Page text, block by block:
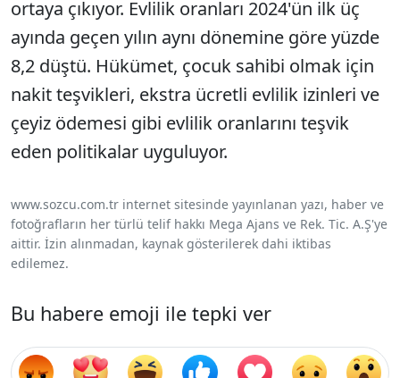
ortaya çıkıyor. Evlilik oranları 2024'ün ilk üç
ayında geçen yılın aynı dönemine göre yüzde
8,2 düştü. Hükümet, çocuk sahibi olmak için
nakit teşvikleri, ekstra ücretli evlilik izinleri ve
çeyiz ödemesi gibi evlilik oranlarını teşvik
eden politikalar uyguluyor.
www.sozcu.com.tr internet sitesinde yayınlanan yazı, haber ve
fotoğrafların her türlü telif hakkı Mega Ajans ve Rek. Tic. A.Ş'ye
aittir. İzin alınmadan, kaynak gösterilerek dahi iktibas
edilemez.
Bu habere emoji ile tepki ver